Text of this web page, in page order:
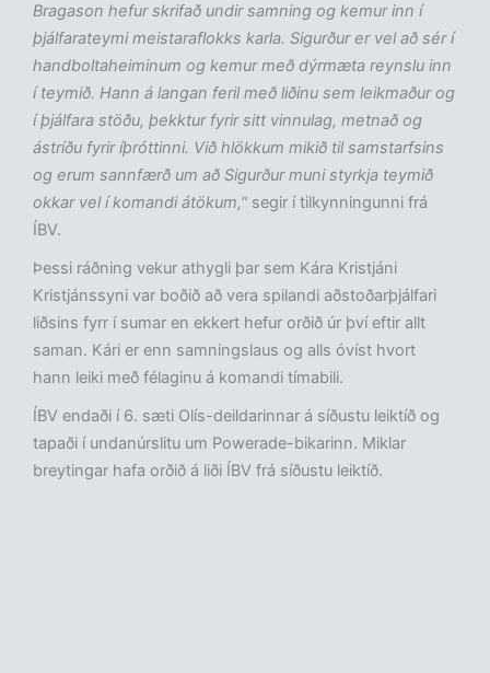
Bragason hefur skrifað undir samning og kemur inn í
þjálfarateymi meistaraflokks karla. Sigurður er vel að sér í
handboltaheiminum og kemur með dýrmæta reynslu inn
í teymið. Hann á langan feril með liðinu sem leikmaður og
í þjálfara stöðu, þekktur fyrir sitt vinnulag, metnað og
ástríðu fyrir íþróttinni. Við hlökkum mikið til samstarfsins
og erum sannfærð um að Sigurður muni styrkja teymið
okkar vel í komandi átökum," segir í tilkynningunni frá
ÍBV.
Þessi ráðning vekur athygli þar sem Kára Kristjáni
Kristjánssyni var boðið að vera spilandi aðstoðarþjálfari
liðsins fyrr í sumar en ekkert hefur orðið úr því eftir allt
saman. Kári er enn samningslaus og alls óvíst hvort
hann leiki með félaginu á komandi tímabili.
ÍBV endaði í 6. sæti Olís-deildarinnar á síðustu leiktíð og
tapaði í undanúrslitu um Powerade-bikarinn. Miklar
breytingar hafa orðið á liði ÍBV frá síðustu leiktíð.